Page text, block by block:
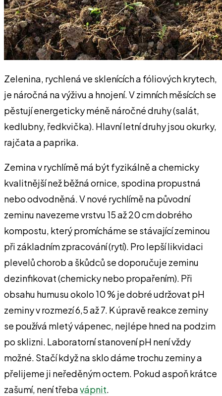
Zelenina, rychlená ve sklenících a fóliových krytech,
je náročná na výživu a hnojení. V zimních měsících se
pěstují energeticky méně náročné druhy (salát,
kedlubny, ředkvička). Hlavní letní druhy jsou okurky,
rajčata a paprika.
Zemina v rychlímě má být fyzikálně a chemicky
kvalitnější než běžná ornice, spodina propustná
nebo odvodněná. V nové rychlímě na původní
zeminu navezeme vrstvu 15 až 20 cm dobrého
kompostu, který promícháme se stávající zeminou
při základním zpracování (rytí). Pro lepší likvidaci
plevelů chorob a škůdců se doporučuje zeminu
dezinfikovat (chemicky nebo propařením). Při
obsahu humusu okolo 10 % je dobré udržovat pH
zeminy v rozmezí 6,5 až 7. K úpravě reakce zeminy
se používá mletý vápenec, nejlépe hned na podzim
po sklizni. Laboratorní stanovení pH není vždy
možné. Stačí když na sklo dáme trochu zeminy a
přelijeme ji neředěným octem. Pokud aspoň krátce
zašumí, není třebavápnit.